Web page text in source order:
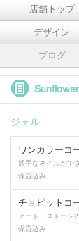
店舗トップ
デザイン
ブログ
ジェル
ワンカラーコ
派手なネイルがで
保湿込み
チョピットコ
アート・ストーン
保湿込み